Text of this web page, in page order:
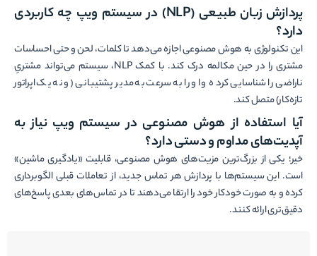
پردازش زبان طبیعی (NLP)
در سیستم ویپ چه کاربردی
دارد؟
این تکنولوژی به هوش مصنوعی اجازه می‌دهد تا کلمات، لحن و حتی احساسات
مشتری را در حین مکالمه درک کند. با کمک NLP، سیستم می‌تواند مشتریِ
ناراضی را شناسایی کرده و او را به سرعت به مدیر پشتیبانی (و نه یک اپراتور
تازه‌کار) متصل کند.
آیا استفاده از هوش مصنوعی در سیستم ویپ نیاز به
آپدیت‌های مداوم و دستی دارد؟
خیر؛ یکی از بزرگ‌ترین مزیت‌های هوش مصنوعی، قابلیت «یادگیری ماشین»
است. این سیستم‌ها با پردازش هر تماس جدید، از تعاملات قبلی الگوبرداری
کرده و به صورت خودکار خود را ارتقا می‌دهند تا در تماس‌های بعدی پاسخ‌های
دقیق‌تری ارائه کنند.